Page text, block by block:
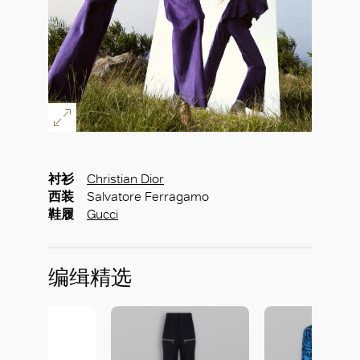
衬衫
Christian Dior
西装 Salvatore Ferragamo
鞋履
Gucci
编缉精选
好